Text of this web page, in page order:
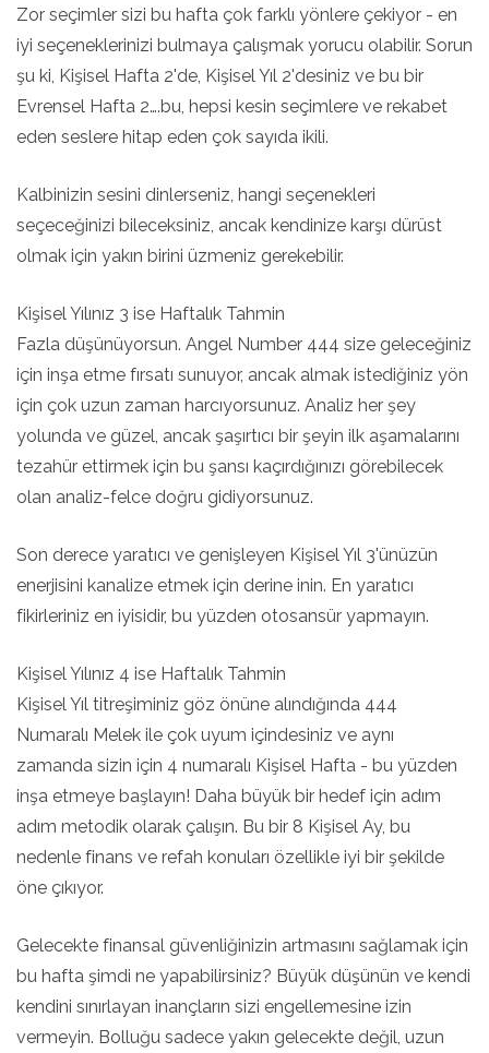
Zor seçimler sizi bu hafta çok farklı yönlere çekiyor - en
iyi seçeneklerinizi bulmaya çalışmak yorucu olabilir. Sorun
şu ki, Kişisel Hafta 2'de, Kişisel Yıl 2'desiniz ve bu bir
Evrensel Hafta 2….bu, hepsi kesin seçimlere ve rekabet
eden seslere hitap eden çok sayıda ikili.
Kalbinizin sesini dinlerseniz, hangi seçenekleri
seçeceğinizi bileceksiniz, ancak kendinize karşı dürüst
olmak için yakın birini üzmeniz gerekebilir.
Kişisel Yılınız 3 ise Haftalık Tahmin
Fazla düşünüyorsun. Angel Number 444 size geleceğiniz
için inşa etme fırsatı sunuyor, ancak almak istediğiniz yön
için çok uzun zaman harcıyorsunuz. Analiz her şey
yolunda ve güzel, ancak şaşırtıcı bir şeyin ilk aşamalarını
tezahür ettirmek için bu şansı kaçırdığınızı görebilecek
olan analiz-felce doğru gidiyorsunuz.
Son derece yaratıcı ve genişleyen Kişisel Yıl 3'ünüzün
enerjisini kanalize etmek için derine inin. En yaratıcı
fikirleriniz en iyisidir, bu yüzden otosansür yapmayın.
Kişisel Yılınız 4 ise Haftalık Tahmin
Kişisel Yıl titreşiminiz göz önüne alındığında 444
Numaralı Melek ile çok uyum içindesiniz ve aynı
zamanda sizin için 4 numaralı Kişisel Hafta - bu yüzden
inşa etmeye başlayın! Daha büyük bir hedef için adım
adım metodik olarak çalışın. Bu bir 8 Kişisel Ay, bu
nedenle finans ve refah konuları özellikle iyi bir şekilde
öne çıkıyor.
Gelecekte finansal güvenliğinizin artmasını sağlamak için
bu hafta şimdi ne yapabilirsiniz? Büyük düşünün ve kendi
kendini sınırlayan inançların sizi engellemesine izin
vermeyin. Bolluğu sadece yakın gelecekte değil, uzun